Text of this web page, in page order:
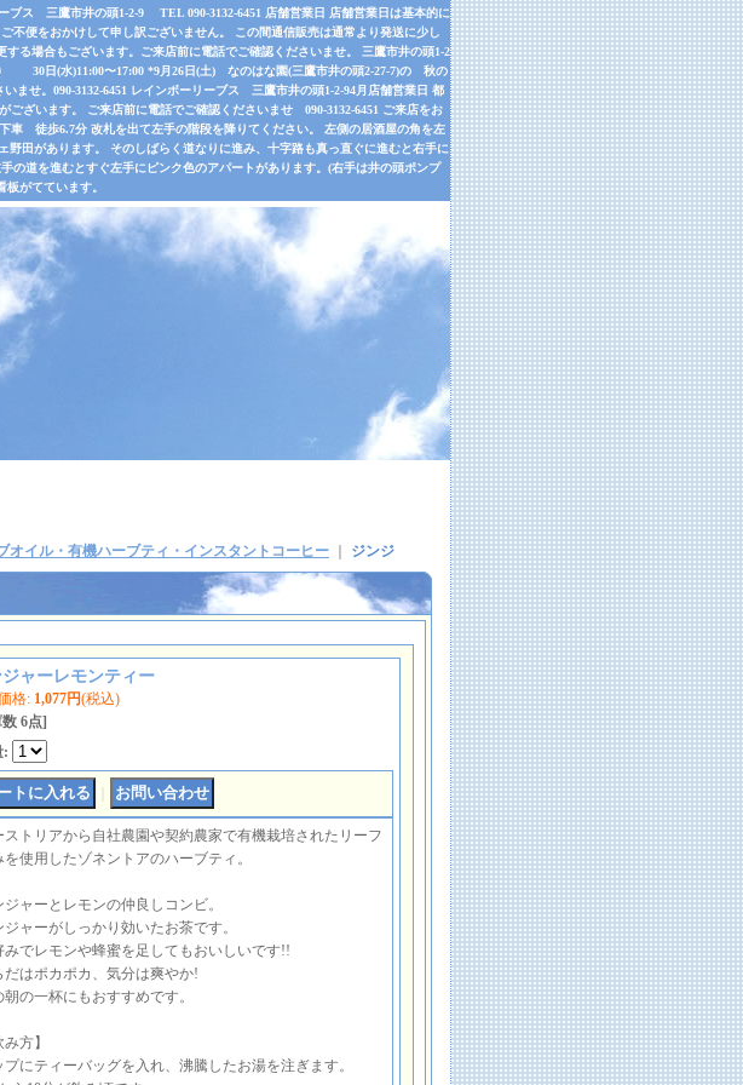
ブス 三鷹市井の頭1-2-9 TEL 090-3132-6451 店舗営業日 店舗営業日は基本的に
便をおかけして申し訳ございません。 この間通信販売は通常より発送に少し
る場合もございます。ご来店前に電話でご確認くださいませ。 三鷹市井の頭1-2
日(水)11:00〜17:00 *9月26日(土) なのはな園(三鷹市井の頭2-27-7)の 秋の
ませ。090-3132-6451 レインボーリーブス 三鷹市井の頭1-2-94月店舗営業日 都
ございます。 ご来店前に電話でご確認くださいませ 090-3132-6451 ご来店をお
徒歩6.7分 改札を出て左手の階段を降りてください。 左側の居酒屋の角を左
田があります。 そのしばらく道なりに進み、十字路も真っ直ぐに進むと右手に
の道を進むとすぐ左手にピンク色のアパートがあります。(右手は井の頭ポンプ
がてています。
オイル・有機ハーブティ・インスタントコーヒー
ジンジ
ジャーレモンティー
格: 1,077円(税込)
6点]
:
ストリアから自社農園や契約農家で有機栽培されたリーフ
を使用したゾネントアのハーブティ。
ジャーとレモンの仲良しコンビ。
ジャーがしっかり効いたお茶です。
みでレモンや蜂蜜を足してもおいしいです!!
だはポカポカ、気分は爽やか!
朝の一杯にもおすすめです。
み方】
プにティーバッグを入れ、沸騰したお湯を注ぎます。